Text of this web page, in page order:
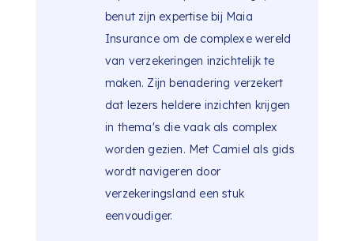
benut zijn expertise bij Maia
Insurance om de complexe wereld
van verzekeringen inzichtelijk te
maken. Zijn benadering verzekert
dat lezers heldere inzichten krijgen
in thema's die vaak als complex
worden gezien. Met Camiel als gids
wordt navigeren door
verzekeringsland een stuk
eenvoudiger.